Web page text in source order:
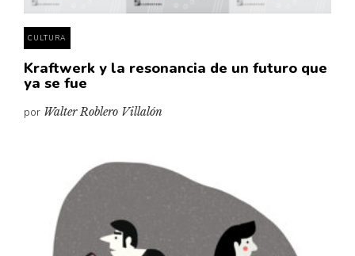
CULTURA
Kraftwerk y la resonancia de un futuro que
ya se fue
por Walter Roblero Villalón